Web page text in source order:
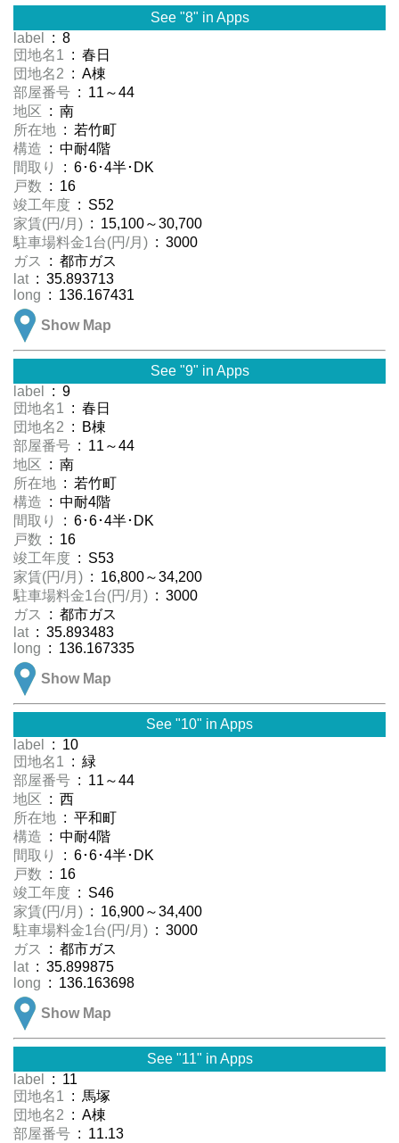
See "8" in Apps
label
: 8
団地名1 : 春日
団地名2 : A棟
部屋番号 : 11～44
地区 : 南
所在地 : 若竹町
構造 : 中耐4階
間取り
: 6･6･4半･DK
戸数 : 16
竣工年度 : S52
家賃(円/月) : 15,100～30,700
駐車場料金1台(円/月) : 3000
ガス
: 都市ガス
lat : 35.893713
long : 136.167431
Show Map
See "9" in Apps
label
: 9
団地名1 : 春日
団地名2 : B棟
部屋番号 : 11～44
地区 : 南
所在地 : 若竹町
構造 : 中耐4階
間取り
: 6･6･4半･DK
戸数 : 16
竣工年度 : S53
家賃(円/月) : 16,800～34,200
駐車場料金1台(円/月) : 3000
ガス
: 都市ガス
lat : 35.893483
long : 136.167335
Show Map
See "10" in Apps
label
: 10
団地名1 : 緑
部屋番号 : 11～44
地区 : 西
所在地 : 平和町
構造 : 中耐4階
間取り
: 6･6･4半･DK
戸数 : 16
竣工年度 : S46
家賃(円/月) : 16,900～34,400
駐車場料金1台(円/月) : 3000
ガス
: 都市ガス
lat : 35.899875
long : 136.163698
Show Map
See "11" in Apps
label
: 11
団地名1 : 馬塚
団地名2 : A棟
部屋番号 : 11.13